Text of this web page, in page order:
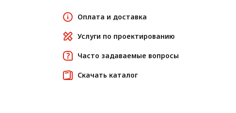
Оплата и доставка
Услуги по проектированию
Часто задаваемые вопросы
Скачать каталог